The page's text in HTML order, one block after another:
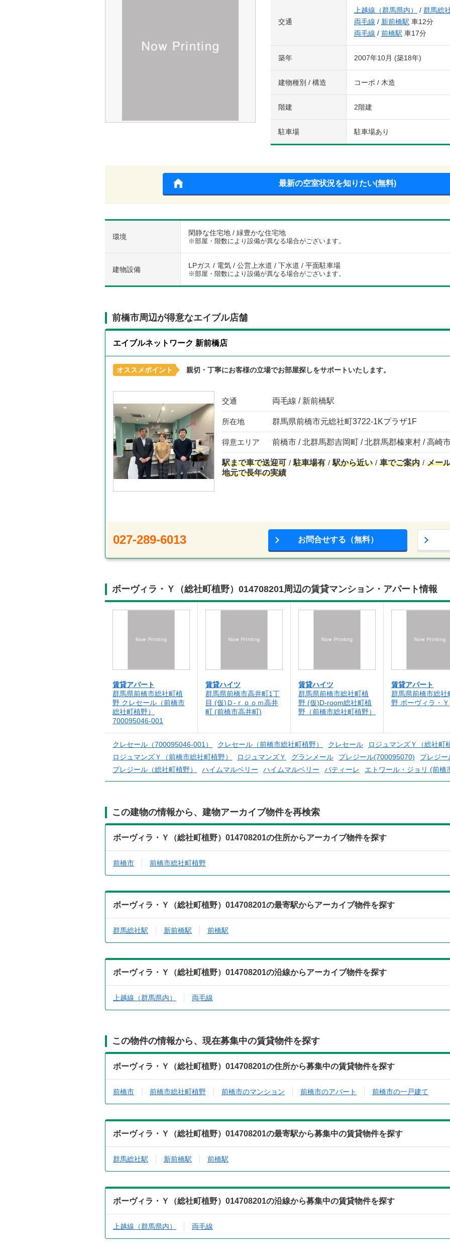
交通
上越線（群馬県内） / 群馬総
両毛線 / 新前橋駅 車12分
両毛線 / 前橋駅 車17分
築年 2007年10月 (築18年)
建物種別 / 構造 コーポ / 木造
階建 2階建
駐車場 駐車場あり
最新の空室状況を知りたい(無料)
環境 閑静な住宅地 / 緑豊かな住宅地
※部屋・階数により設備が異なる場合がございます。
建物設備 LPガス / 電気 / 公営上水道 / 下水道 / 平面駐車場
※部屋・階数により設備が異なる場合がございます。
前橋市周辺が得意なエイブル店舗
エイブルネットワーク 新前橋店
オススメポイント 親切・丁寧にお客様の立場でお部屋探しをサポートいたします。
交通 両毛線 / 新前橋駅
所在地 群馬県前橋市元総社町3722-1Kプラザ1F
得意エリア 前橋市 / 北群馬郡吉岡町 / 北群馬郡榛東村 / 高崎
駅まで車で送迎可 駐車場有 駅から近い 車でご案内 メー
地元で長年の実績
027-289-6013 お問合せする（無料）
ボーヴィラ・Ｙ（総社町植野）014708201周辺の賃貸マンション・アパート情報
賃貸アパート
群馬県前橋市総社町植
野 クレセール（前橋市
総社町植野）
700095046-001
賃貸ハイツ
群馬県前橋市高井町1丁
目 (仮)Ｄ-ｒｏｏｍ高井
町 (前橋市高井町)
賃貸ハイツ
群馬県前橋市総社町植
野 (仮)D-room総社町植
野（前橋市総社町植野）
賃貸アパート
群馬県前橋市総社
野 ボーヴィラ・Ｙ
クレセール（700095046-001） クレセール（前橋市総社町植野） クレセール
ロジュマンズＹ（総社町
ロジュマンズＹ（前橋市総社町植野）
ロジュマンズＹ グランメール プレジール(700095070)
プレジ
プレジール（総社町植野）
ハイムマルベリー ハイムマルベリー パティーレ エトワール・ジョリ (前
この建物の情報から、建物アーカイブ物件を再検索
ボーヴィラ・Ｙ（総社町植野）014708201の住所からアーカイブ物件を探す
前橋市 前橋市総社町植野
ボーヴィラ・Ｙ（総社町植野）014708201の最寄駅からアーカイブ物件を探す
群馬総社駅 新前橋駅 前橋駅
ボーヴィラ・Ｙ（総社町植野）014708201の沿線からアーカイブ物件を探す
上越線（群馬県内） 両毛線
この物件の情報から、現在募集中の賃貸物件を探す
ボーヴィラ・Ｙ（総社町植野）014708201の住所から募集中の賃貸物件を探す
前橋市 前橋市総社町植野 前橋市のマンション 前橋市のアパート 前橋市の一戸建て
ボーヴィラ・Ｙ（総社町植野）014708201の最寄駅から募集中の賃貸物件を探す
群馬総社駅 新前橋駅 前橋駅
ボーヴィラ・Ｙ（総社町植野）014708201の沿線から募集中の賃貸物件を探す
上越線（群馬県内） 両毛線